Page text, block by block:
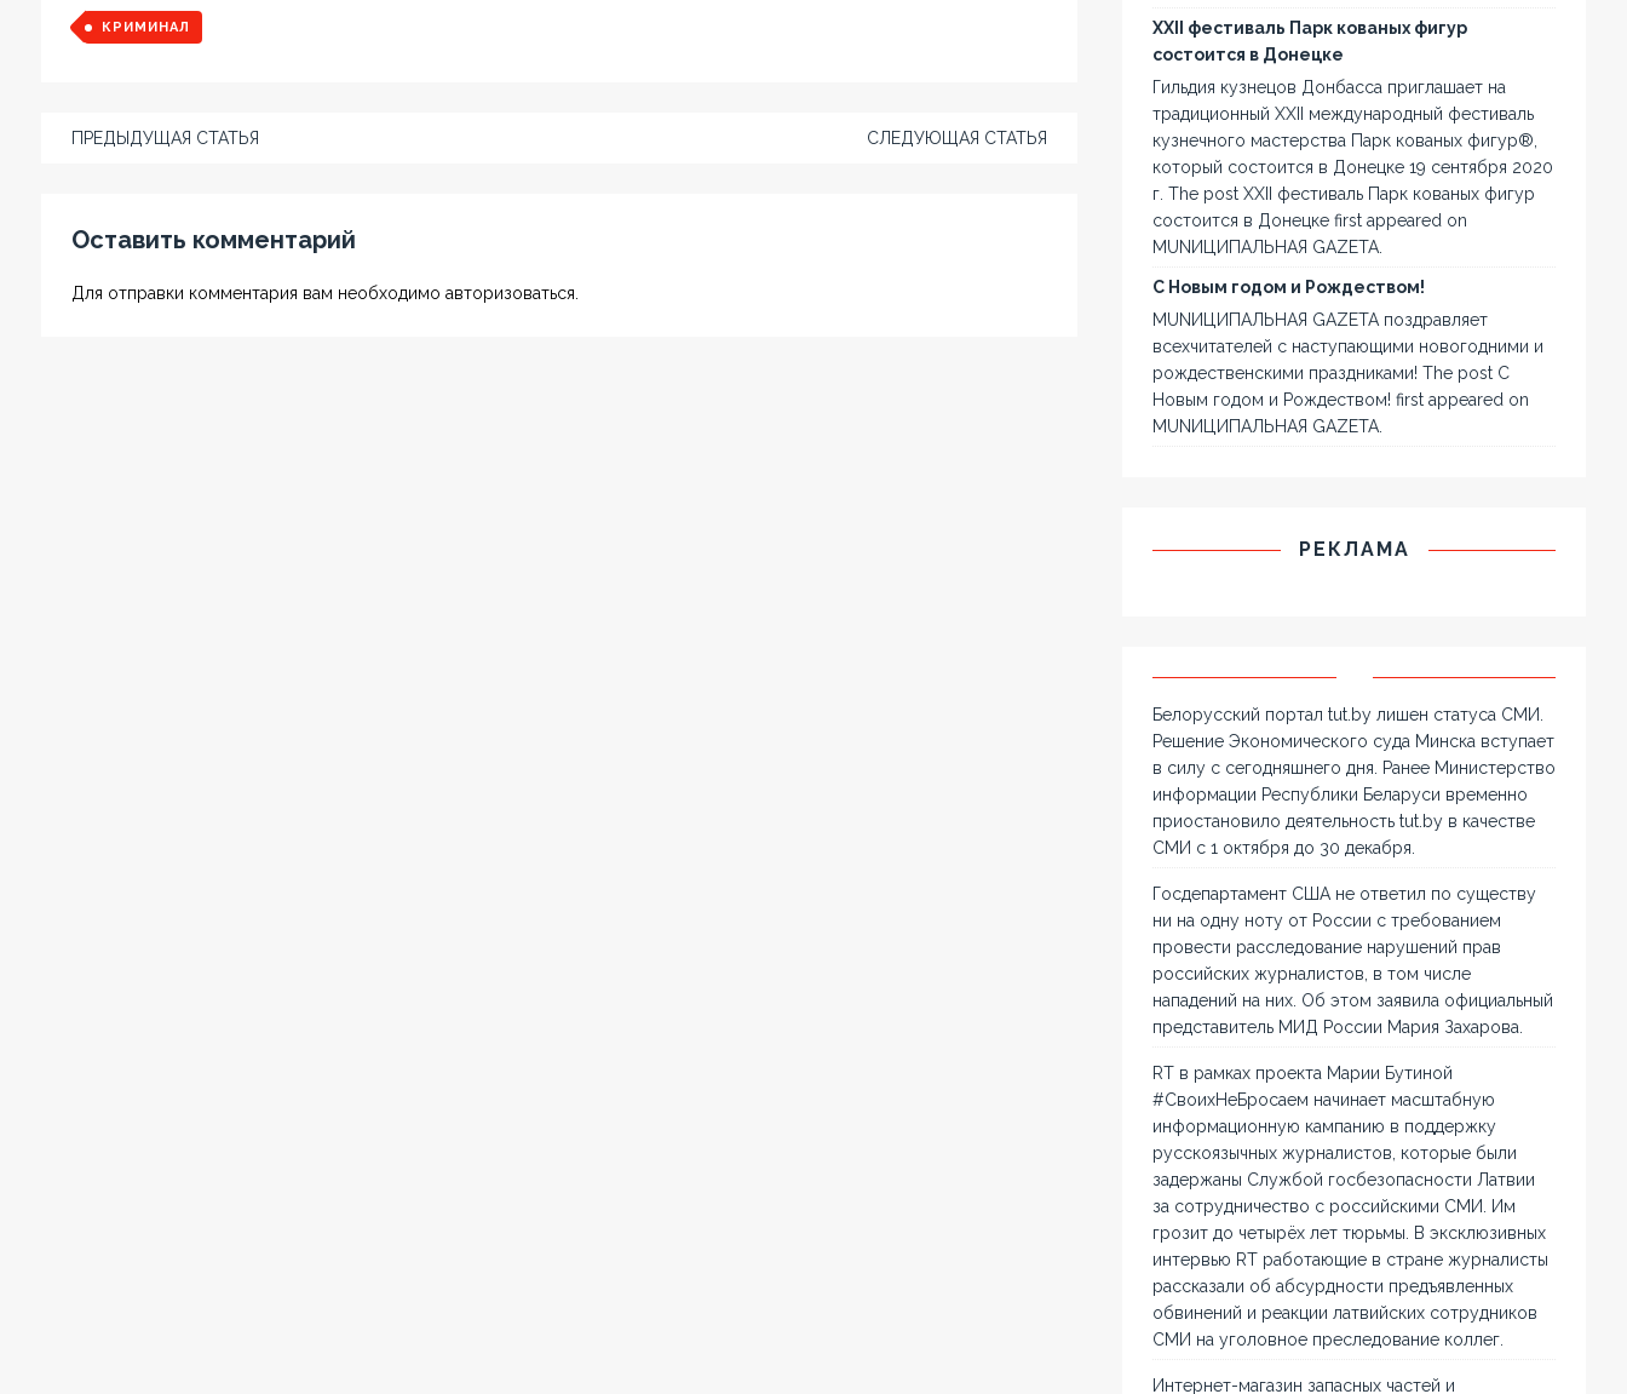
КРИМИНАЛ
ПРЕДЫДУЩАЯ СТАТЬЯ СЛЕДУЮЩАЯ СТАТЬЯ
Оставить комментарий
Для отправки комментария вам необходимо авторизоваться.
XXII фестиваль Парк кованых фигур
состоится в Донецке
Гильдия кузнецов Донбасса приглашает на
традиционный XXII международный фестиваль
кузнечного мастерства Парк кованых фигур®,
который состоится в Донецке 19 сентября 2020
г. The post XXII фестиваль Парк кованых фигур
состоится в Донецке first appeared on
MUNИЦИПАЛЬНАЯ GAZЕТА.
С Новым годом и Рождеством!
MUNИЦИПАЛЬНАЯ GAZЕТА поздравляет
всехчитателей с наступающими новогодними и
рождественскими праздниками! The post С
Новым годом и Рождеством! first appeared on
MUNИЦИПАЛЬНАЯ GAZЕТА.
РЕКЛАМА
Белорусский портал tut.by лишен статуса СМИ.
Решение Экономического суда Минска вступает
в силу с сегодняшнего дня. Ранее Министерство
информации Республики Беларуси временно
приостановило деятельность tut.by в качестве
СМИ с 1 октября до 30 декабря.
Госдепартамент США не ответил по существу
ни на одну ноту от России с требованием
провести расследование нарушений прав
российских журналистов, в том числе
нападений на них. Об этом заявила официальный
представитель МИД России Мария Захарова.
RT в рамках проекта Марии Бутиной
#СвоихНеБросаем начинает масштабную
информационную кампанию в поддержку
русскоязычных журналистов, которые были
задержаны Службой госбезопасности Латвии
за сотрудничество с российскими СМИ. Им
грозит до четырёх лет тюрьмы. В эксклюзивных
интервью RT работающие в стране журналисты
рассказали об абсурдности предъявленных
обвинений и реакции латвийских сотрудников
СМИ на уголовное преследование коллег.
Интернет-магазин запасных частей и